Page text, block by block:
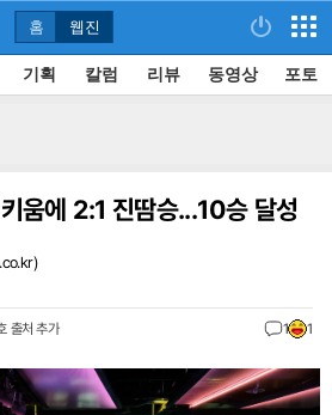
홈 웹진
기획 칼럼 리뷰 동영상 포토
움에 2:1 진땀승...10승 달성
)
출처 추가 1 1